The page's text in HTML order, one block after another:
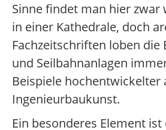
Sinne findet man hier zwar
in einer Kathedrale, doch
Fachzeitschriften loben die
und Seilbahnanlagen
Beispiele hochentwickelter
Ingenieurbaukunst.
Ein besonderes Element